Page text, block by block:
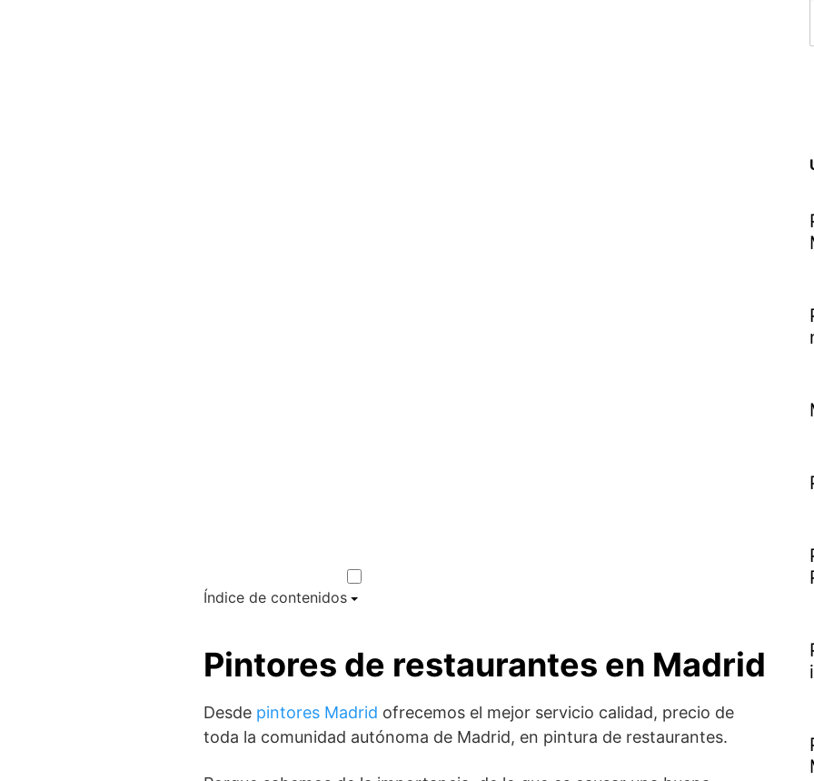
Índice de contenidos
Pintores de restaurantes en Madrid
Desde pintores Madrid ofrecemos el mejor servicio calidad, precio de
toda la comunidad autónoma de Madrid, en pintura de restaurantes.